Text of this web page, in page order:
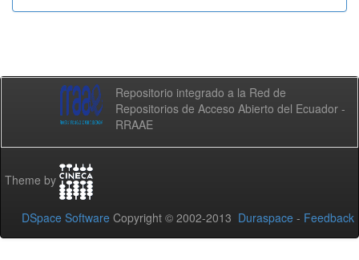
Repositorio integrado a la Red de
Repositorios de Acceso Abierto del Ecuador -
RRAAE
Theme by
DSpace Software Copyright © 2002-2013 Duraspace - Feedback